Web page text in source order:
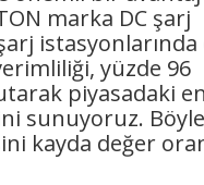
marka DC şarj
yüzde 96
piyasadaki
sunuyoruz.
kayda değer